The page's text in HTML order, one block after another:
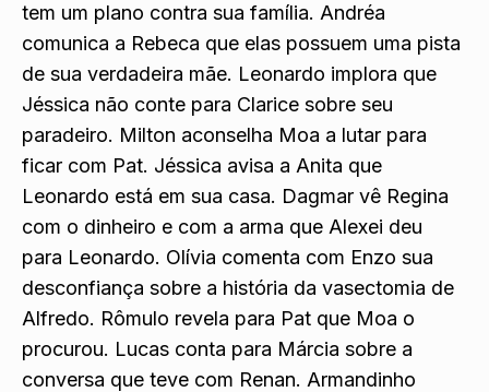
tem um plano contra sua família. Andréa
comunica a Rebeca que elas possuem uma pista
de sua verdadeira mãe. Leonardo implora que
Jéssica não conte para Clarice sobre seu
paradeiro. Milton aconselha Moa a lutar para
ficar com Pat. Jéssica avisa a Anita que
Leonardo está em sua casa. Dagmar vê Regina
com o dinheiro e com a arma que Alexei deu
para Leonardo. Olívia comenta com Enzo sua
desconfiança sobre a história da vasectomia de
Alfredo. Rômulo revela para Pat que Moa o
procurou. Lucas conta para Márcia sobre a
conversa que teve com Renan. Armandinho